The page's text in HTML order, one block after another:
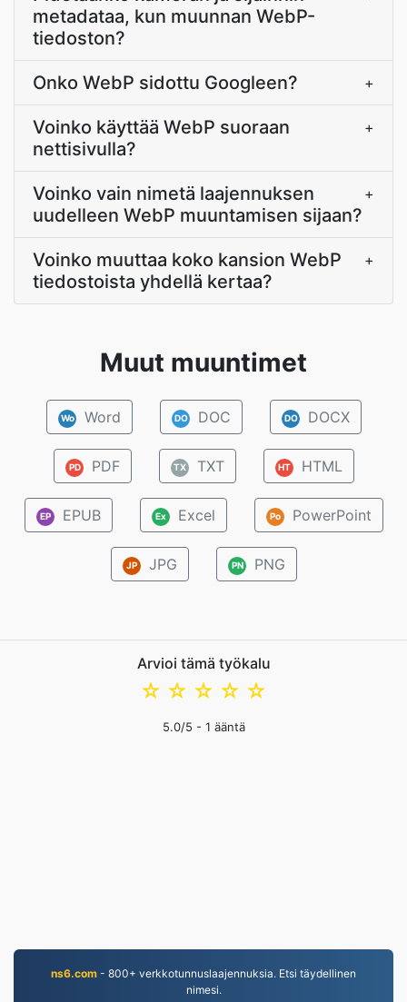
metadataa, kun muunnan WebP-
tiedoston?
Onko WebP sidottu Googleen? +
Voinko käyttää WebP suoraan
nettisivulla?
+
Voinko vain nimetä laajennuksen
uudelleen WebP muuntamisen sijaan?
+
Voinko muuttaa koko kansion WebP
tiedostoista yhdellä kertaa?
+
Muut muuntimet
Wo Word DO DOC DO DOCX
PD PDF TX TXT HT HTML
EP EPUB Ex Excel Po PowerPoint
JP JPG PN PNG
Arvioi tämä työkalu
☆
☆
☆
☆
☆
5.0/5 - 1 ääntä
ns6.com - 800+ verkkotunnuslaajennuksia. Etsi täydellinen
nimesi.